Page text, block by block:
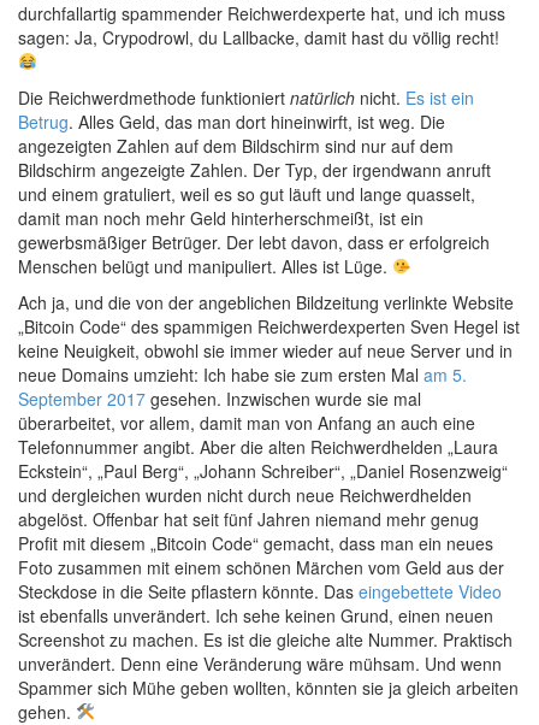
durchfallartig spammender Reichwerdexperte hat, und ich muss
sagen: Ja, Crypodrowl, du Lallbacke, damit hast du völlig recht!
Die Reichwerdmethode funktioniert natürlich nicht. Es ist ein
Betrug. Alles Geld, das man dort hineinwirft, ist weg. Die
angezeigten Zahlen auf dem Bildschirm sind nur auf dem
Bildschirm angezeigte Zahlen. Der Typ, der irgendwann anruft
und einem gratuliert, weil es so gut läuft und lange quasselt,
damit man noch mehr Geld hinterherschmeißt, ist ein
gewerbsmäßiger Betrüger. Der lebt davon, dass er erfolgreich
Menschen belügt und manipuliert. Alles ist Lüge.
Ach ja, und die von der angeblichen Bildzeitung verlinkte Website
„Bitcoin Code“ des spammigen Reichwerdexperten Sven Hegel ist
keine Neuigkeit, obwohl sie immer wieder auf neue Server und in
neue Domains umzieht: Ich habe sie zum ersten Mal am 5.
September 2017 gesehen. Inzwischen wurde sie mal
überarbeitet, vor allem, damit man von Anfang an auch eine
Telefonnummer angibt. Aber die alten Reichwerdhelden „Laura
Eckstein“, „Paul Berg“, „Johann Schreiber“, „Daniel Rosenzweig“
und dergleichen wurden nicht durch neue Reichwerdhelden
abgelöst. Offenbar hat seit fünf Jahren niemand mehr genug
Profit mit diesem „Bitcoin Code“ gemacht, dass man ein neues
Foto zusammen mit einem schönen Märchen vom Geld aus der
Steckdose in die Seite pflastern könnte. Das eingebettete Video
ist ebenfalls unverändert. Ich sehe keinen Grund, einen neuen
Screenshot zu machen. Es ist die gleiche alte Nummer. Praktisch
unverändert. Denn eine Veränderung wäre mühsam. Und wenn
Spammer sich Mühe geben wollten, könnten sie ja gleich arbeiten
gehen.